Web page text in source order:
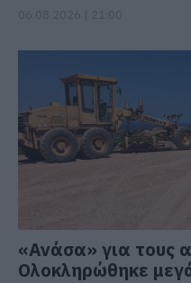
«Ανάσα» για τους
Ολοκληρώθηκε